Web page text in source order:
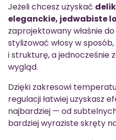
Jeżeli chcesz uzyskać
eleganckie, jedwabiste
zaprojektowany właśnie
stylizować włosy w
i strukturę, a jednocześnie
wygląd.
Dzięki zakresowi
regulacji łatwiej uzyskasz
najbardziej — od
bardziej wyraziste skręty